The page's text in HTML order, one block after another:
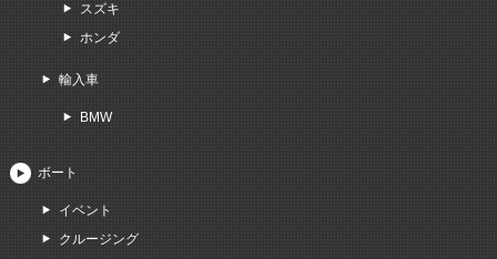
スズキ
ホンダ
輸入車
BMW
ボート
イベント
クルージング